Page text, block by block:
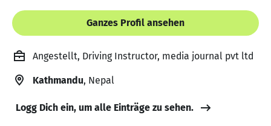
Ganzes Profil ansehen
Angestellt, Driving Instructor, media journal pvt ltd
Kathmandu, Nepal
Logg Dich ein, um alle Einträge zu sehen.